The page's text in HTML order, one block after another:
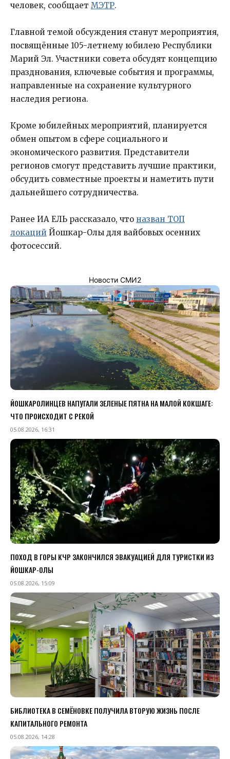
человек, сообщает МЭТР.
Главной темой обсуждения станут мероприятия,
посвящённые 105-летнему юбилею Республики
Марий Эл. Участники совета обсудят концепцию
празднования, ключевые события и программы,
направленные на сохранение культурного
наследия региона.
Кроме юбилейных мероприятий, планируется
обмен опытом в сфере социального и
экономического развития. Представители
регионов смогут представить лучшие практики,
обсудить совместные проекты и наметить пути
дальнейшего сотрудничества.
Ранее ИА ЕЛЬ рассказало, что назван ТОП
локаций Йошкар-Олы для вайбовых осенних
фотосессий.
Новости СМИ2
ЙОШКАРОЛИНЦЕВ НАПУГАЛИ ЗЕЛЕНЫЕ ПЯТНА НА МАЛОЙ КОКШАГЕ:
ЧТО ПРОИСХОДИТ С РЕКОЙ
05.08.2026, 16:31
ПОХОД В ГОРЫ КЧР ЗАКОНЧИЛСЯ ЭВАКУАЦИЕЙ ДЛЯ ТУРИСТКИ ИЗ
ЙОШКАР-ОЛЫ
05.08.2026, 15:09
БИБЛИОТЕКА В СЕМЁНОВКЕ ПОЛУЧИЛА ВТОРУЮ ЖИЗНЬ ПОСЛЕ
КАПИТАЛЬНОГО РЕМОНТА
05.08.2026, 14:28